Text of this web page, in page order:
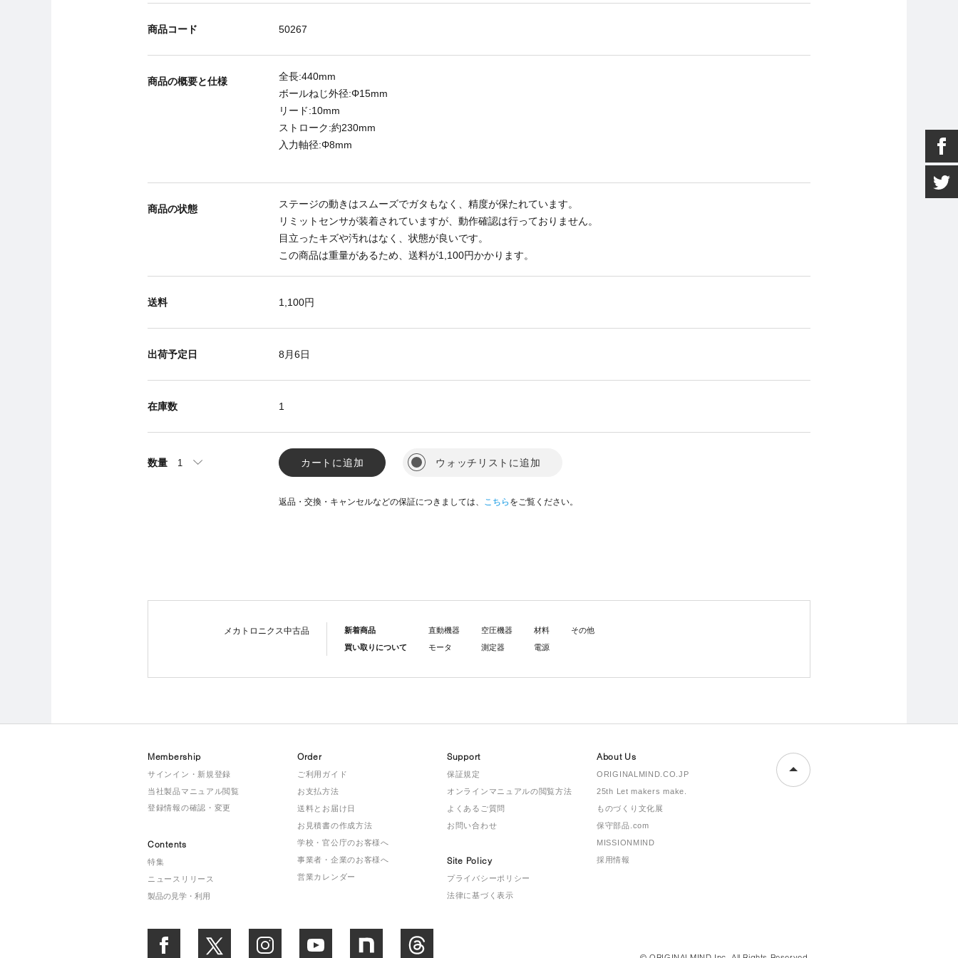
商品コード 50267
商品の概要と仕様
全長:440mm
ボールねじ外径:Φ15mm
リード:10mm
ストローク:約230mm
入力軸径:Φ8mm
商品の状態
ステージの動きはスムーズでガタもなく、精度が保たれています。
リミットセンサが装着されていますが、動作確認は行っておりません。
目立ったキズや汚れはなく、状態が良いです。
この商品は重量があるため、送料が1,100円かかります。
送料 1,100円
出荷予定日 8月6日
在庫数 1
数量 カートに追加 ウォッチリストに追加
返品・交換・キャンセルなどの保証につきましては、 こちら をご覧ください。
メカトロニクス中古品
新着商品
買い取りについて
直動機器
モータ
空圧機器
測定器
材料
電源
その他
Membership
サインイン・新規登録
当社製品マニュアル閲覧
登録情報の確認・変更
Contents
特集
ニュースリリース
製品の見学・利用
Order
ご利用ガイド
お支払方法
送料とお届け日
お見積書の作成方法
学校・官公庁のお客様へ
事業者・企業のお客様へ
営業カレンダー
Support
保証規定
オンラインマニュアルの閲覧方法
よくあるご質問
お問い合わせ
Site Policy
プライバシーポリシー
法律に基づく表示
About Us
ORIGINALMIND.CO.JP
25th Let makers make.
ものづくり文化展
保守部品.com
MISSIONMIND
採用情報